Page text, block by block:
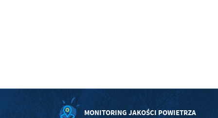
MONITORING JAKOŚCI POWIETRZA